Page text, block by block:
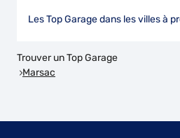
Les Top Garage dans les villes à
Trouver un Top Garage
Marsac